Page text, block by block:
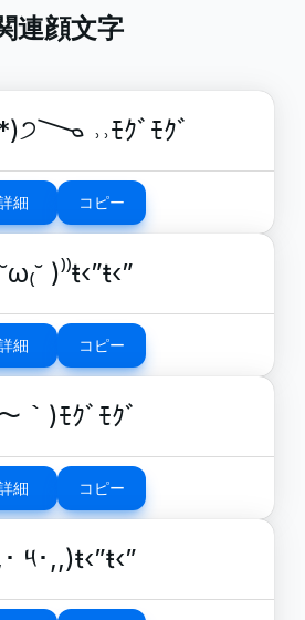
連顔文字
˒˒ﾓｸﾞﾓｸﾞ
細 コピー
)⁾⁾ŧ‹”ŧ‹”
細 コピー
｀)ﾓｸﾞﾓｸﾞ
細 コピー
༥･,,)ŧ‹”ŧ‹”